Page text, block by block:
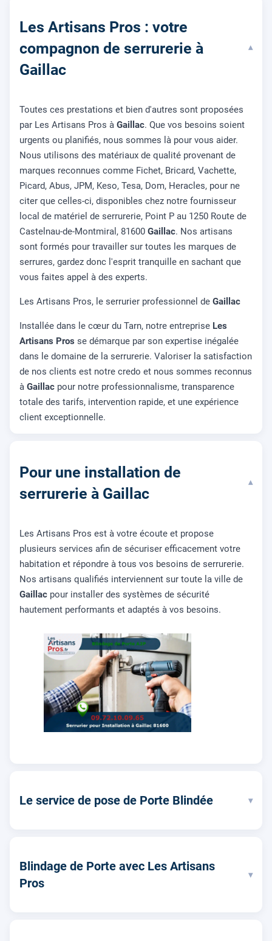
Les Artisans Pros : votre
compagnon de serrurerie à
Gaillac
▾
Toutes ces prestations et bien d'autres sont proposées
par Les Artisans Pros à Gaillac. Que vos besoins soient
urgents ou planifiés, nous sommes là pour vous aider.
Nous utilisons des matériaux de qualité provenant de
marques reconnues comme Fichet, Bricard, Vachette,
Picard, Abus, JPM, Keso, Tesa, Dom, Heracles, pour ne
citer que celles-ci, disponibles chez notre fournisseur
local de matériel de serrurerie, Point P au 1250 Route de
Castelnau-de-Montmiral, 81600 Gaillac. Nos artisans
sont formés pour travailler sur toutes les marques de
serrures, gardez donc l'esprit tranquille en sachant que
vous faites appel à des experts.
Les Artisans Pros, le serrurier professionnel de Gaillac
Installée dans le cœur du Tarn, notre entreprise Les
Artisans Pros se démarque par son expertise inégalée
dans le domaine de la serrurerie. Valoriser la satisfaction
de nos clients est notre credo et nous sommes reconnus
à Gaillac pour notre professionnalisme, transparence
totale des tarifs, intervention rapide, et une expérience
client exceptionnelle.
Pour une installation de
serrurerie à Gaillac
▾
Les Artisans Pros est à votre écoute et propose
plusieurs services afin de sécuriser efficacement votre
habitation et répondre à tous vos besoins de serrurerie.
Nos artisans qualifiés interviennent sur toute la ville de
Gaillac pour installer des systèmes de sécurité
hautement performants et adaptés à vos besoins.
Le service de pose de Porte Blindée ▾
Blindage de Porte avec Les Artisans
Pros
▾